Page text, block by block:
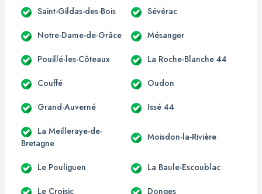
Saint-Gildas-des-Bois Sévérac
Notre-Dame-de-Grâce Mésanger
Pouillé-les-Côteaux La Roche-Blanche 44
Couffé Oudon
Grand-Auverné Issé 44
La Meilleraye-de-
Bretagne
Moisdon-la-Rivière
Le Pouliguen La Baule-Escoublac
Le Croisic Donges